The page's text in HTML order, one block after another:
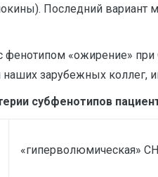
Последний вариант
фенотипом «ожирение»
зарубежных коллег,
субфенотипов
«гиперволюмическая»